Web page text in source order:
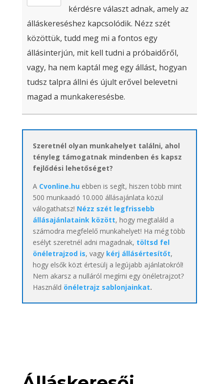
kérdésre választ adnak, amely az
álláskereséshez kapcsolódik. Nézz szét
közöttük, tudd meg mi a fontos egy
állásinterjún, mit kell tudni a próbaidőről,
vagy, ha nem kaptál meg egy állást, hogyan
tudsz talpra állni és újult erővel belevetni
magad a munkakeresésbe.
Szeretnél olyan munkahelyet találni, ahol
tényleg támogatnak mindenben és kapsz
fejlődési lehetőséget?
A Cvonline.huebben is segít, hiszen több mint
500 munkaadó 10.000 állásajánlata közül
válogathatsz! Nézz szét legfrissebb
állásajánlataink között, hogy megtaláld a
számodra megfelelő munkahelyet! Ha még több
esélyt szeretnél adni magadnak, töltsd fel
önéletrajzod is, vagy kérj állásértesítőt,
hogy elsők közt értesülj a legújabb ajánlatokról!
Nem akarsz a nulláról megírni egy önéletrajzot?
Használd önéletrajz sablonjainkat.